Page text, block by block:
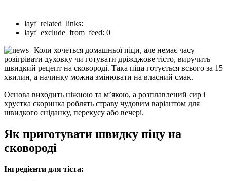
layf_related_links:
layf_exclude_from_feed: 0
Коли хочеться домашньої піци, але немає часу
розігрівати духовку чи готувати дріжджове тісто, виручить
швидкий рецепт на сковороді. Така піца готується всього за 15
хвилин, а начинку можна змінювати на власний смак.
Основа виходить ніжною та м’якою, а розплавлений сир і
хрустка скоринка роблять страву чудовим варіантом для
швидкого сніданку, перекусу або вечері.
Як приготувати швидку піцу на
сковороді
Інгредієнти для тіста: